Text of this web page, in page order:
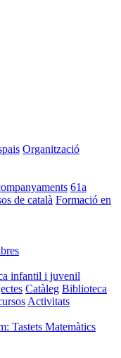
Organització
61a
de català Formació en
infantil i juvenil
Catàleg Biblioteca
Activitats
Tastets Matemàtics